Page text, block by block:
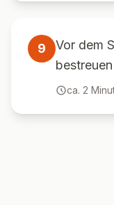
9
Vor dem
ca. 2